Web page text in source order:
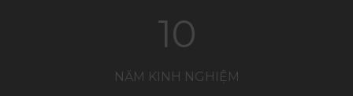
10
NĂM KINH NGHIỆM